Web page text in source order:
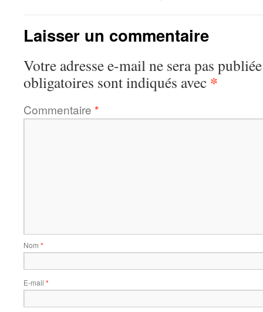
Laisser un commentaire
Votre adresse e-mail ne sera pas
obligatoires sont indiqués avec *
Commentaire *
Nom *
E-mail *